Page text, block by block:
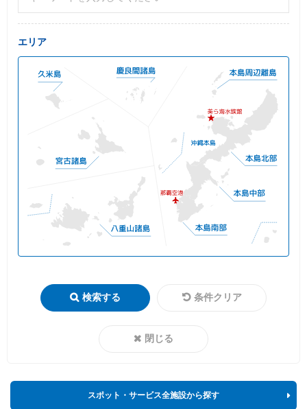
エリア
検索する 条件クリア
閉じる
スポット・サービス全施設から探す